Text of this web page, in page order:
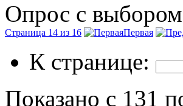
Опрос с выбором
Страница 14 из 16 Первая
К странице:
Показано с 131